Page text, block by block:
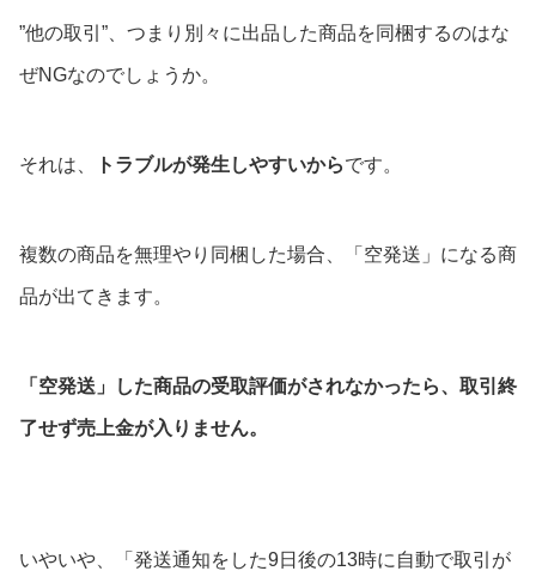
”他の取引”、つまり別々に出品した商品を同梱するのはな
ぜNGなのでしょうか。
それは、 トラブルが発生しやすいからです。
複数の商品を無理やり同梱した場合、「空発送」になる商
品が出てきます。
「空発送」した商品の受取評価がされなかったら、取引終
了せず売上金が入りません。
いやいや、「発送通知をした9日後の13時に自動で取引が